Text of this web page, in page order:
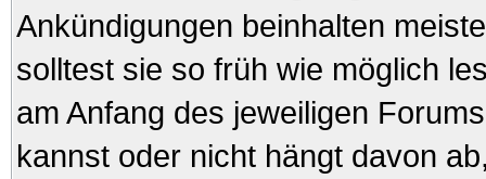
Ankündigungen beinhalten
solltest sie so früh wie möglich
am Anfang des jeweiligen
kannst oder nicht hängt davon